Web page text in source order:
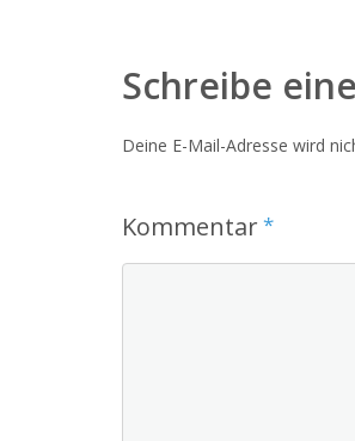
Schreibe
Deine E-Mail-Adresse wird
Kommentar*